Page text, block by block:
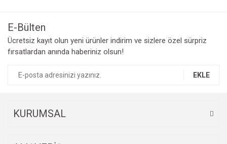
E-Bülten
Ücretsiz kayıt olun yeni ürünler indirim ve sizlere özel sürpriz
fırsatlardan anında haberiniz olsun!
EKLE
KURUMSAL